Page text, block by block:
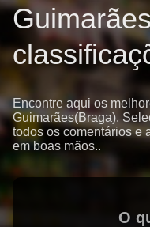
Encontre aqui os
Guimarães(Braga).
todos os comentários e
em boas mãos..
O